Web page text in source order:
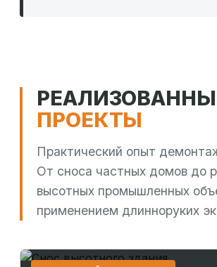
ПРОЕКТЫ
Практический опыт
От сноса частных домов до
высотных промышленных
применением длинноруких